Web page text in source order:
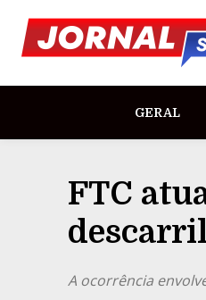
GERAL
FTC
A ocorrência